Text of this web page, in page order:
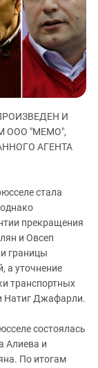
ЧЕЧНЕ
АКТИВИСТОВ
ПРОТЕСТЫ
И
ООО "МЕМО",
АГЕНТА
стала
прекращения
и Овсеп
границы
а уточнение
транспортных
Натиг Джафарли.
состоялась
Алиева и
По итогам